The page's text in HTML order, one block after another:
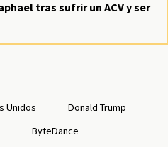
tras sufrir un ACV y ser
Unidos
Donald Trump
ByteDance